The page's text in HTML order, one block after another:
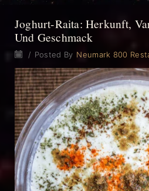
Joghurt-Raita: Herkunft,
Und Geschmack
/ Posted By Neumark 800